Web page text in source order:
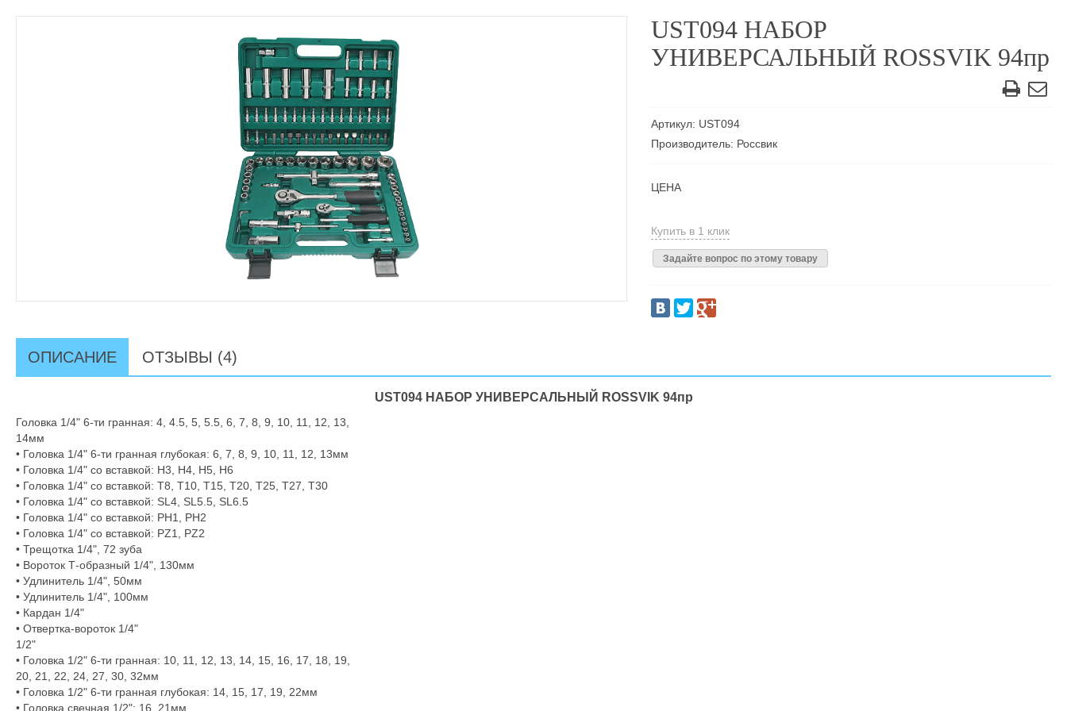
UST094 НАБОР
УНИВЕРСАЛЬНЫЙ ROSSVIK 94пр
Артикул: UST094
Производитель: Россвик
ЦЕНА
Купить в 1 клик
Задайте вопрос по этому товару
ОПИСАНИЕ ОТЗЫВЫ (4)
UST094 НАБОР УНИВЕРСАЛЬНЫЙ ROSSVIK 94пр
Головка 1/4" 6-ти гранная: 4, 4.5, 5, 5.5, 6, 7, 8, 9, 10, 11, 12, 13,
14мм
• Головка 1/4" 6-ти гранная глубокая: 6, 7, 8, 9, 10, 11, 12, 13мм
• Головка 1/4" со вставкой: Н3, H4, H5, H6
• Головка 1/4" со вставкой: T8, T10, T15, T20, T25, T27, T30
• Головка 1/4" со вставкой: SL4, SL5.5, SL6.5
• Головка 1/4" со вставкой: PH1, PH2
• Головка 1/4" со вставкой: PZ1, PZ2
• Трещотка 1/4", 72 зуба
• Вороток Т-образный 1/4", 130мм
• Удлинитель 1/4", 50мм
• Удлинитель 1/4", 100мм
• Кардан 1/4"
• Отвертка-вороток 1/4"
1/2"
• Головка 1/2" 6-ти гранная: 10, 11, 12, 13, 14, 15, 16, 17, 18, 19,
20, 21, 22, 24, 27, 30, 32мм
• Головка 1/2" 6-ти гранная глубокая: 14, 15, 17, 19, 22мм
• Головка свечная 1/2": 16, 21мм